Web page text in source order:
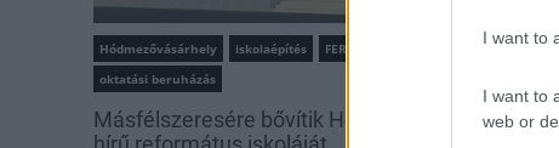
I want to
I want to
web or
Hódmezővásárhely iskolaépítés
FERROÉP Zrt.
oktatási beruházás
Másfélszeresére bővítik Hódmezővásárhely jó